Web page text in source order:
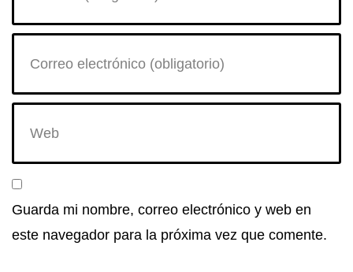
Guarda mi nombre, correo electrónico y web en
este navegador para la próxima vez que comente.